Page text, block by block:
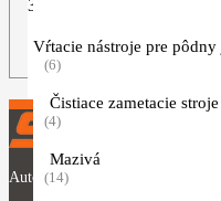
31,67
ZOBRAZIŤ VIAC
Vŕtacie nástroje pre pôdny
(6)
Čistiace zametacie stroje
(4)
Mazivá
(14)
Autorizovaný predajca produktov